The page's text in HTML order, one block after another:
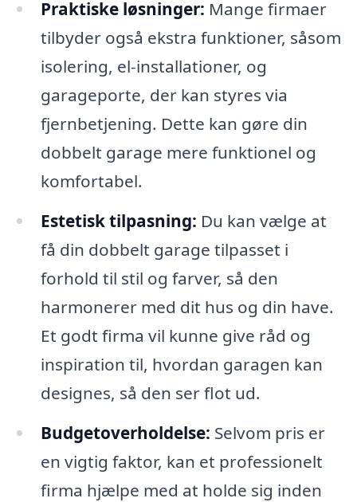
Praktiske løsninger: Mange firmaer
tilbyder også ekstra funktioner, såsom
isolering, el-installationer, og
garageporte, der kan styres via
fjernbetjening. Dette kan gøre din
dobbelt garage mere funktionel og
komfortabel.
Estetisk tilpasning: Du kan vælge at
få din dobbelt garage tilpasset i
forhold til stil og farver, så den
harmonerer med dit hus og din have.
Et godt firma vil kunne give råd og
inspiration til, hvordan garagen kan
designes, så den ser flot ud.
Budgetoverholdelse: Selvom pris er
en vigtig faktor, kan et professionelt
firma hjælpe med at holde sig inden